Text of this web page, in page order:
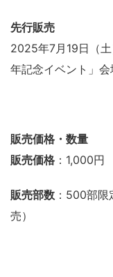
先行販売
2025年7月19日（
年記念イベント」
販売価格・数量
販売価格 ：1,000円
販売部数 ：500部
売）